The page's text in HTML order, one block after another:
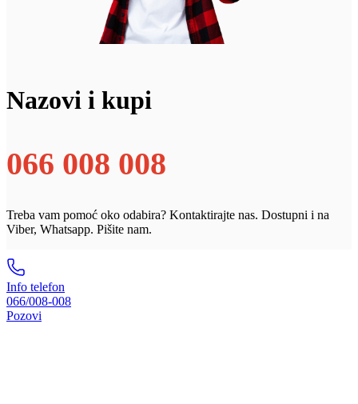
Nazovi i kupi
066 008 008
Treba vam pomoć oko odabira? Kontaktirajte nas. Dostupni i na
Viber, Whatsapp. Pišite nam.
Info telefon
066/008-008
Pozovi